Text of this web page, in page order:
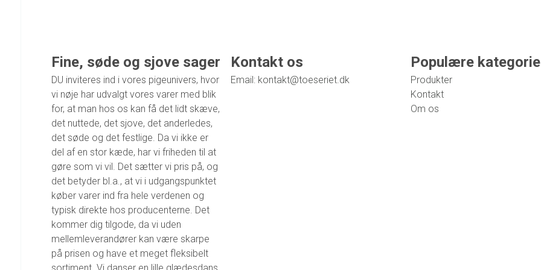
Fine, søde og sjove sager
DU inviteres ind i vores pigeunivers, hvor
vi nøje har udvalgt vores varer med blik
for, at man hos os kan få det lidt skæve,
det nuttede, det sjove, det anderledes,
det søde og det festlige. Da vi ikke er
del af en stor kæde, har vi friheden til at
gøre som vi vil. Det sætter vi pris på, og
det betyder bl.a., at vi i udgangspunktet
køber varer ind fra hele verdenen og
typisk direkte hos producenterne. Det
kommer dig tilgode, da vi uden
mellemleverandører kan være skarpe
på prisen og have et meget fleksibelt
Kontakt os
Email: kontakt@toeseriet.dk
Populære
Produkter
Kontakt
Om os